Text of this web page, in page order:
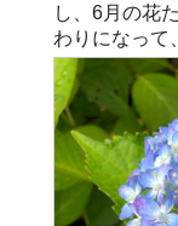
し、6月の花
わりになって